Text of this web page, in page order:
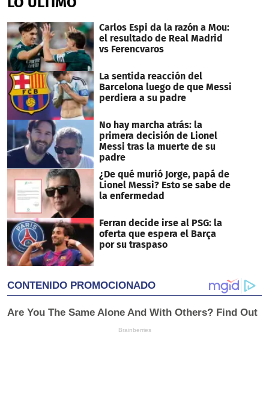
Carlos Espi da la razón a Mou:
el resultado de Real Madrid
vs Ferencvaros
La sentida reacción del
Barcelona luego de que Messi
perdiera a su padre
No hay marcha atrás: la
primera decisión de Lionel
Messi tras la muerte de su
padre
¿De qué murió Jorge, papá de
Lionel Messi? Esto se sabe de
la enfermedad
Ferran decide irse al PSG: la
oferta que espera el Barça
por su traspaso